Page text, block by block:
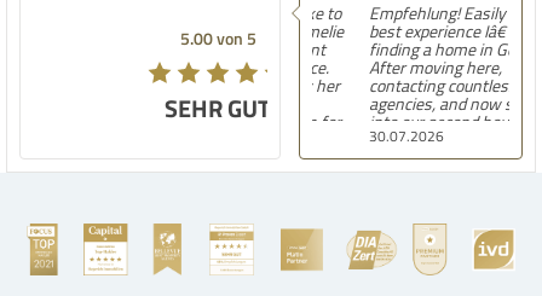
5.00 von 5
SEHR GUT
30.07.2026
Empfehlung! Easily the
best experience Iâ€™ve had
finding a home in Germany.
After moving here,
contacting countless
agencies, and now settling
into our second house, I
know firsthand how
challenging and
overwhelming the German
stands out far above the
rest. They made the entire
process smooth,